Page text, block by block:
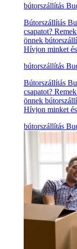
bútorszállítás
Bútorszállítás
csapatot?
önnek
Hívjon minket
bútorszállítás
Bútorszállítás
csapatot?
önnek
Hívjon minket
bútorszállítás